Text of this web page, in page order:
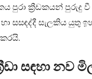
පුරා ක්‍රීඩකයන් පුරුදු වී
සසඳද්දී සැලකිය යුතු
සඳහා නව